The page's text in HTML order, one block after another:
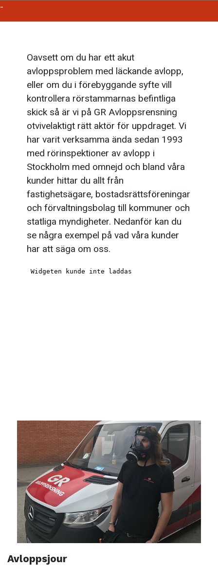
-
Oavsett om du har ett akut
avloppsproblem med läckande avlopp,
eller om du i förebyggande syfte vill
kontrollera rörstammarnas befintliga
skick så är vi på GR Avloppsrensning
otvivelaktigt rätt aktör för uppdraget. Vi
har varit verksamma ända sedan 1993
med rörinspektioner av avlopp i
Stockholm med omnejd och bland våra
kunder hittar du allt från
fastighetsägare, bostadsrättsföreningar
och förvaltningsbolag till kommuner och
statliga myndigheter. Nedanför kan du
se några exempel på vad våra kunder
har att säga om oss.
Avloppsjour